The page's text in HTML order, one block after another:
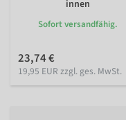
innen
Sofort versandfähig.
23,74 €
19,95 EUR zzgl. ges. MwSt.